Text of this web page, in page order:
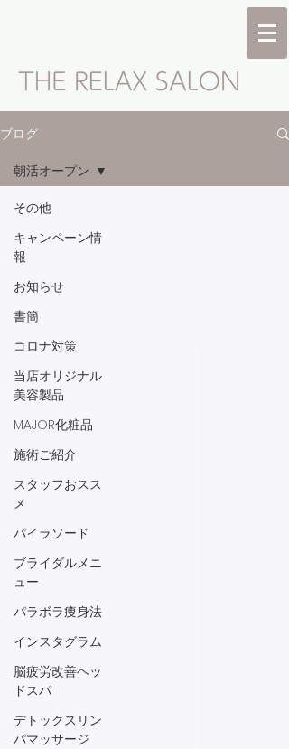
ブログ
その他
キャンペーン情
報
お知らせ
書簡
コロナ対策
当店オリジナル
美容製品
MAJOR化粧品
施術ご紹介
スタッフおスス
メ
パイラソード
ブライダルメニ
ュー
パラボラ痩身法
インスタグラム
脳疲労改善ヘッ
ドスパ
デトックスリン
パマッサージ
朝活オープン